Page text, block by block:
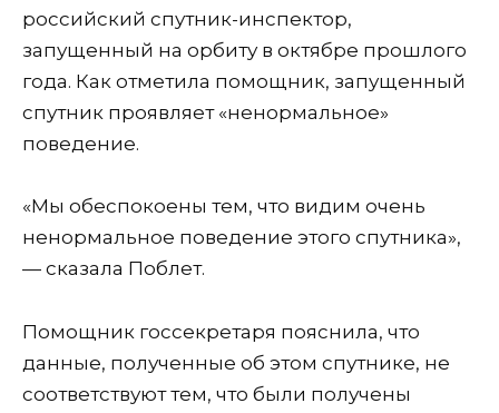
российский спутник-инспектор,
запущенный на орбиту в октябре прошлого
года. Как отметила помощник, запущенный
спутник проявляет «ненормальное»
поведение.
«Мы обеспокоены тем, что видим очень
ненормальное поведение этого спутника»,
— сказала Поблет.
Помощник госсекретаря пояснила, что
данные, полученные об этом спутнике, не
соответствуют тем, что были получены